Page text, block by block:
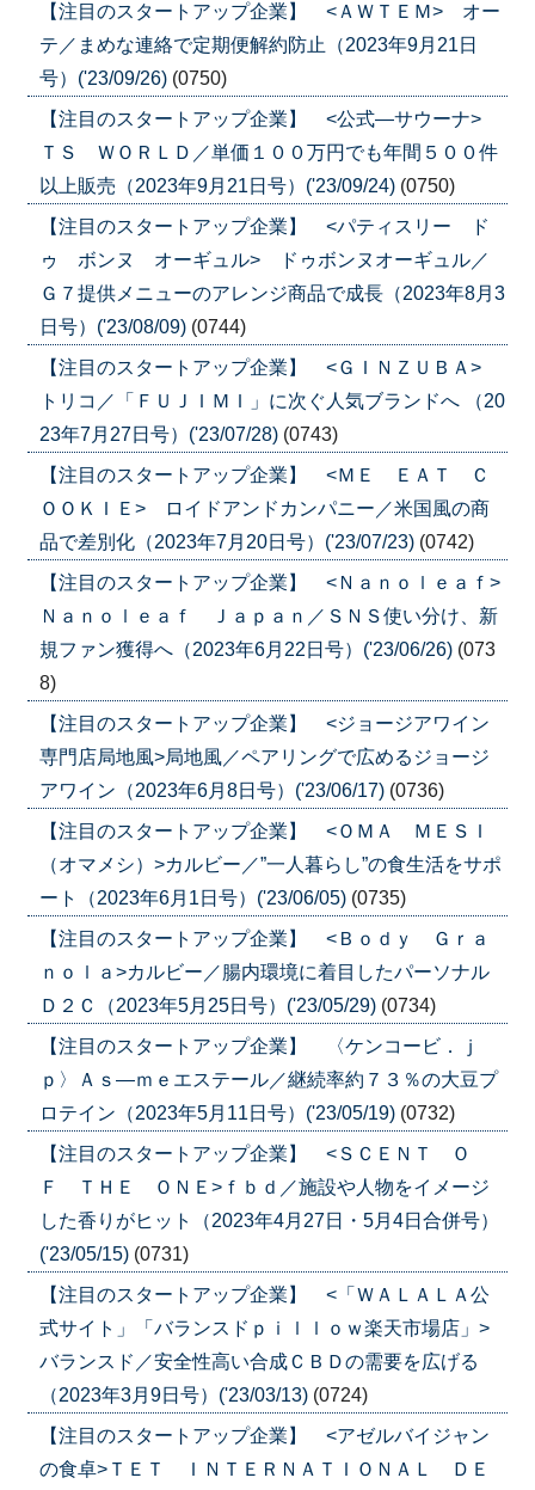
【注目のスタートアップ企業】 <ＡＷＴＥＭ> オー
テ／まめな連絡で定期便解約防止（2023年9月21日
号）('23/09/26) (0750)
【注目のスタートアップ企業】 <公式―サウーナ>
ＴＳ ＷＯＲＬＤ／単価１００万円でも年間５００件
以上販売（2023年9月21日号）('23/09/24) (0750)
【注目のスタートアップ企業】 <パティスリー ド
ゥ ボンヌ オーギュル> ドゥボンヌオーギュル／
Ｇ７提供メニューのアレンジ商品で成長（2023年8月3
日号）('23/08/09) (0744)
【注目のスタートアップ企業】 <ＧＩＮＺＵＢＡ>
トリコ／「ＦＵＪＩＭＩ」に次ぐ人気ブランドへ （20
23年7月27日号）('23/07/28) (0743)
【注目のスタートアップ企業】 <ＭＥ ＥＡＴ Ｃ
ＯＯＫＩＥ> ロイドアンドカンパニー／米国風の商
品で差別化（2023年7月20日号）('23/07/23) (0742)
【注目のスタートアップ企業】 <Ｎａｎｏｌｅａｆ>
Ｎａｎｏｌｅａｆ Ｊａｐａｎ／ＳＮＳ使い分け、新
規ファン獲得へ（2023年6月22日号）('23/06/26) (073
8)
【注目のスタートアップ企業】 <ジョージアワイン
専門店局地風>局地風／ペアリングで広めるジョージ
アワイン（2023年6月8日号）('23/06/17) (0736)
【注目のスタートアップ企業】 <ＯＭＡ ＭＥＳＩ
（オマメシ）>カルビー／”一人暮らし”の食生活をサポ
ート（2023年6月1日号）('23/06/05) (0735)
【注目のスタートアップ企業】 <Ｂｏｄｙ Ｇｒａ
ｎｏｌａ>カルビー／腸内環境に着目したパーソナル
Ｄ２Ｃ（2023年5月25日号）('23/05/29) (0734)
【注目のスタートアップ企業】 〈ケンコービ．ｊ
ｐ〉Ａｓ―ｍｅエステール／継続率約７３％の大豆プ
ロテイン（2023年5月11日号）('23/05/19) (0732)
【注目のスタートアップ企業】 <ＳＣＥＮＴ Ｏ
Ｆ ＴＨＥ ＯＮＥ>ｆｂｄ／施設や人物をイメージ
した香りがヒット（2023年4月27日・5月4日合併号）
('23/05/15) (0731)
【注目のスタートアップ企業】 <「ＷＡＬＡＬＡ公
式サイト」「バランスドｐｉｌｌｏｗ楽天市場店」>
バランスド／安全性高い合成ＣＢＤの需要を広げる
（2023年3月9日号）('23/03/13) (0724)
【注目のスタートアップ企業】 <アゼルバイジャン
の食卓>ＴＥＴ ＩＮＴＥＲＮＡＴＩＯＮＡＬ ＤＥ